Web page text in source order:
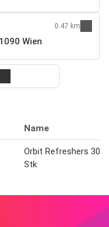
Wien
0.47 km
Name
Orbit Refreshers 30
Stk